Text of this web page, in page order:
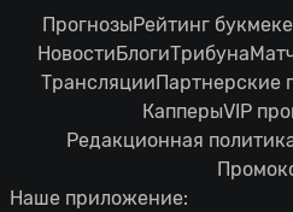
Прогнозы Рейтинг
Новости БлогиТрибуна
Трансляции Партнерские
КапперыVIP
Редакционная
Наше приложение: